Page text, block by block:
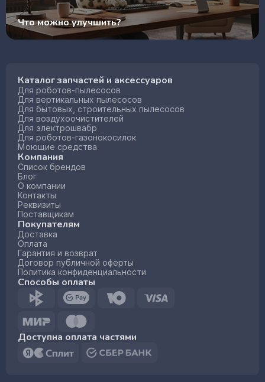
Что можно улучшить?
Каталог запчастей и аксессуаров
Для роботов-пылесосов
Для вертикальных пылесосов
Для бытовых, строительных пылесосов
Для воздухоочистителей
Для электрошвабр
Для роботов-газонокосилок
Моющие средства
Компания
Список брендов
Блог
О компании
Контакты
Реквизиты
Поставщикам
Покупателям
Доставка
Оплата
Гарантия и возврат
Договор публичной оферты
Политика конфиденциальности
Способы оплаты
Доступна оплата частями